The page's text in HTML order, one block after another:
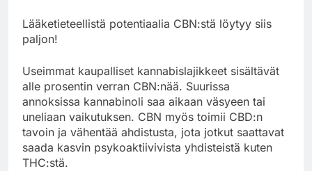
Lääketieteellistä potentiaalia CBN:stä löytyy siis
paljon!
Useimmat kaupalliset kannabislajikkeet sisältävät
alle prosentin verran CBN:nää. Suurissa
annoksissa kannabinoli saa aikaan väsyeen tai
uneliaan vaikutuksen. CBN myös toimii CBD:n
tavoin ja vähentää ahdistusta, jota jotkut saattavat
saada kasvin psykoaktiivivista yhdisteistä kuten
THC:stä.